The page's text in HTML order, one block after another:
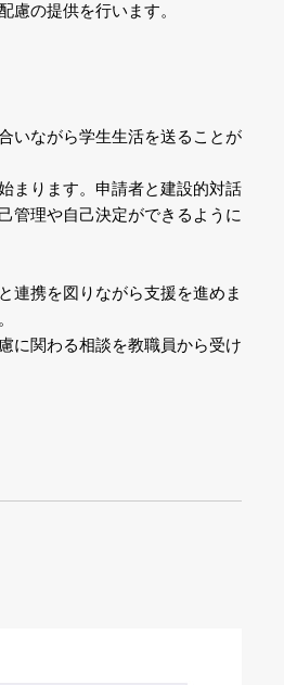
の提供を行います。
いながら学生生活を送ることが
まります。申請者と建設的対話
管理や自己決定ができるように
連携を図りながら支援を進めま
に関わる相談を教職員から受け